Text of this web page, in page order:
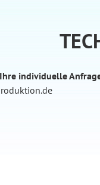
individuelle